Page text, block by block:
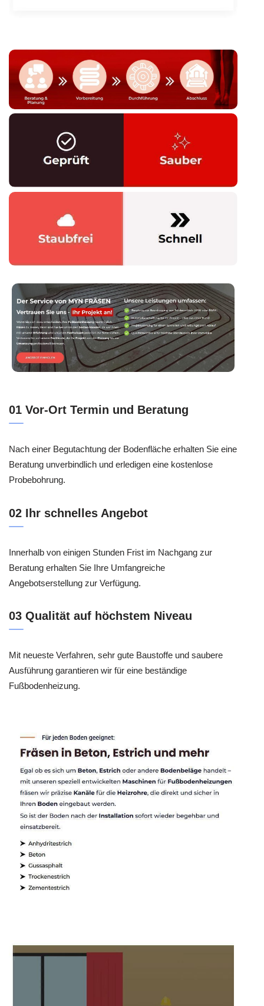
01 Vor-Ort Termin und Beratung
Nach einer Begutachtung der Bodenfläche erhalten Sie eine
Beratung unverbindlich und erledigen eine kostenlose
Probebohrung.
02 Ihr schnelles Angebot
Innerhalb von einigen Stunden Frist im Nachgang zur
Beratung erhalten Sie Ihre Umfangreiche
Angebotserstellung zur Verfügung.
03 Qualität auf höchstem Niveau
Mit neueste Verfahren, sehr gute Baustoffe und saubere
Ausführung garantieren wir für eine beständige
Fußbodenheizung.